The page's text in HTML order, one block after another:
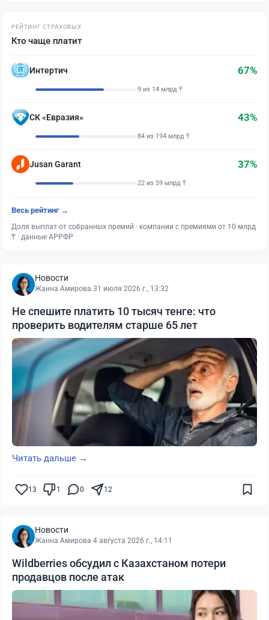
РЕЙТИНГ СТРАХОВЫХ
Кто чаще платит
Интертич 67%
9 из 14 млрд ₸
СК «Евразия» 43%
84 из 194 млрд ₸
Jusan Garant 37%
22 из 59 млрд ₸
Весь рейтинг →
Доля выплат от собранных премий · компании с премиями от 10 млрд
₸ · данные АРРФР
Новости
Жанна Амирова·31 июля 2026 г., 13:32
Не спешите платить 10 тысяч тенге: что
проверить водителям старше 65 лет
Читать дальше →
13 1 0 12
Новости
Жанна Амирова·4 августа 2026 г., 14:11
Wildberries обсудил с Казахстаном потери
продавцов после атак